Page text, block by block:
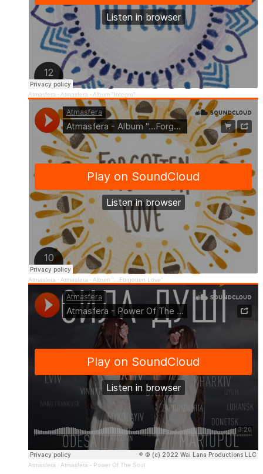
Atmasfera · Atmasfera - Album "Integro"
Atmasfera · Atmasfera - Album "...Forgotten Love"
Atmasfera · Atmasfera - Power Of The Soul